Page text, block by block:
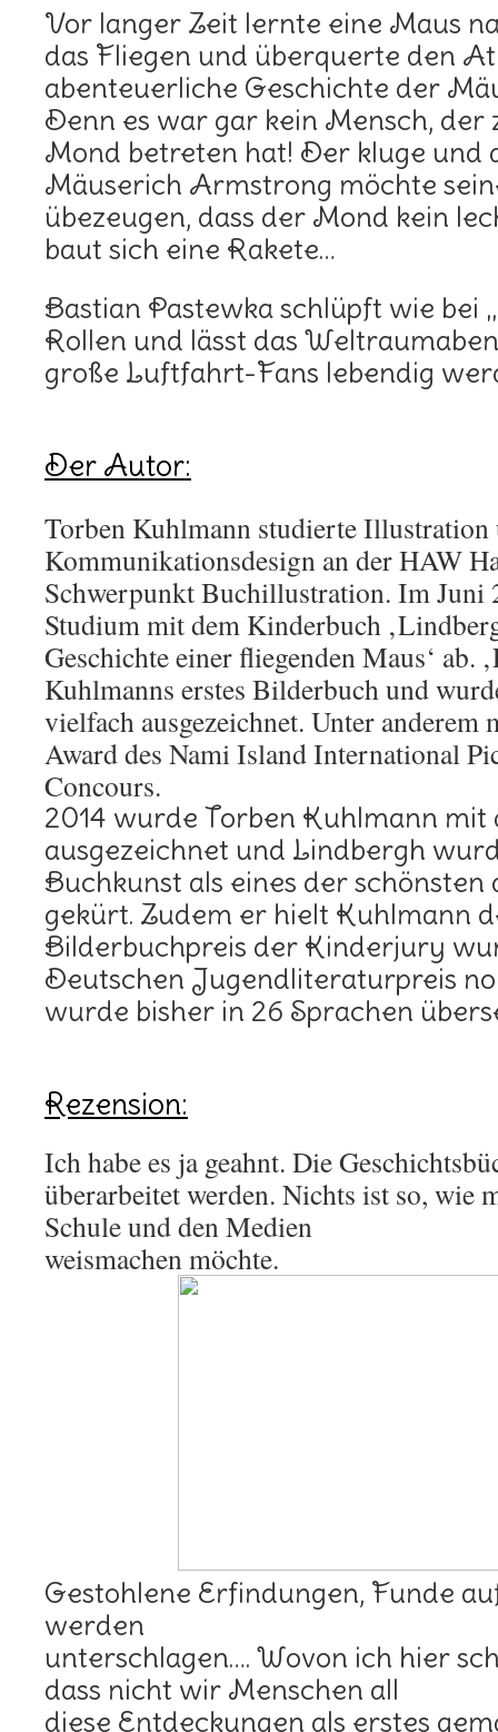
Vor langer Zeit lernte eine Maus
das Fliegen und überquerte den
abenteuerliche Geschichte der
Denn es war gar kein Mensch,
Mond betreten hat! Der kluge und
Mäuserich Armstrong möchte
übezeugen, dass der Mond kein
baut sich eine Rakete…
Bastian Pastewka schlüpft wie bei
Rollen und lässt das
große Luftfahrt-Fans lebendig
Der Autor:
Torben Kuhlmann studierte Illustration
Kommunikationsdesign an der HAW
Schwerpunkt Buchillustration. Im Juni
Studium mit dem Kinderbuch
Geschichte einer fliegenden Maus‘ ab.
Kuhlmanns erstes Bilderbuch und
vielfach ausgezeichnet. Unter anderem
Award des Nami Island International
Concours.
2014 wurde Torben Kuhlmann mit
ausgezeichnet und Lindbergh
Buchkunst als eines der
gekürt. Zudem er hielt Kuhlmann
Bilderbuchpreis der Kinderjury
Deutschen Jugendliteraturpreis
wurde bisher in 26 Sprachen
Rezension:
Ich habe es ja geahnt. Die
überarbeitet werden. Nichts ist so, wie
Schule und den Medien
weismachen möchte.
Gestohlene Erfindungen, Funde
werden
unterschlagen…. Wovon ich hier
dass nicht wir Menschen all
diese Entdeckungen als erstes